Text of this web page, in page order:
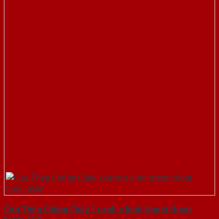
Cửa Thép Chống Cháy 1 canh o kinh thanh thoat